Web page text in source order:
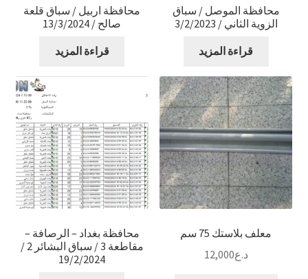
محافظة اربيل / سباق قلعة
صالح / 13/3/2024
قراءة المزيد
محافظة الموصل / سباق
الزوية الثاني / 3/2/2023
قراءة المزيد
محافظة بغداد – الرصافة –
مقاطعة 3 / سباق البشائر 2 /
19/2/2024
معلف بلاستك 75 سم
د.ع12,000